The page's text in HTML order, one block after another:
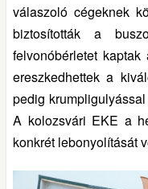
válaszoló cégeknek
biztosították a
felvonóbérletet
ereszkedhettek a
pedig
A kolozsvári EKE a
konkrét lebonyolítását